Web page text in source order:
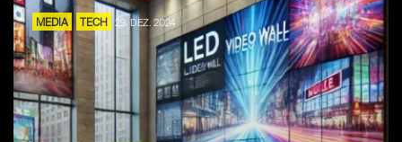
MEDIA TECH 29. DEZ. 2024